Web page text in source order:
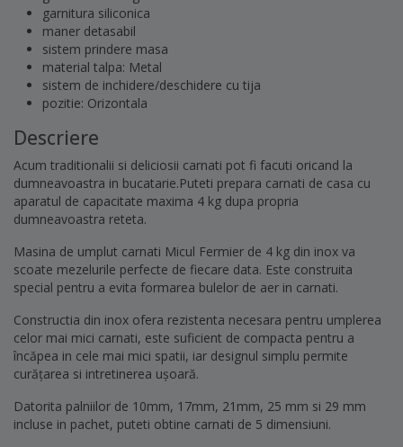
garnitura siliconica
maner detasabil
sistem prindere masa
material talpa: Metal
sistem de inchidere/deschidere cu tija
pozitie: Orizontala
Descriere
Acum traditionalii si deliciosii carnati pot fi facuti oricand la
dumneavoastra in bucatarie.Puteti prepara carnati de casa cu
aparatul de capacitate maxima 4 kg dupa propria
dumneavoastra reteta.
Masina de umplut carnati Micul Fermier de 4 kg din inox va
scoate mezelurile perfecte de fiecare data. Este construita
special pentru a evita formarea bulelor de aer in carnati.
Constructia din inox ofera rezistenta necesara pentru umplerea
celor mai mici carnati, este suficient de compacta pentru a
încăpea in cele mai mici spatii, iar designul simplu permite
curățarea si intretinerea ușoară.
Datorita palniilor de 10mm, 17mm, 21mm, 25 mm si 29 mm
incluse in pachet, puteti obtine carnati de 5 dimensiuni.